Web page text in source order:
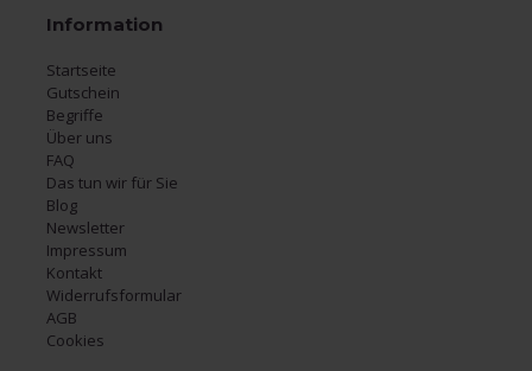
Information
Startseite
Gutschein
Begriffe
Über uns
FAQ
Das tun wir für Sie
Blog
Newsletter
Impressum
Kontakt
Widerrufsformular
AGB
Cookies